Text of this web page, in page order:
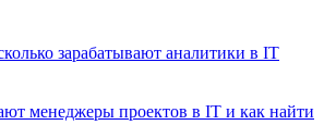
зарабатывают аналитики в IT
менеджеры проектов в IT и как найти